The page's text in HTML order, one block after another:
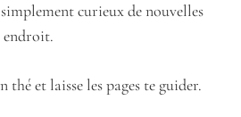
curieux de nouvelles
endroit.
et laisse les pages te guider.